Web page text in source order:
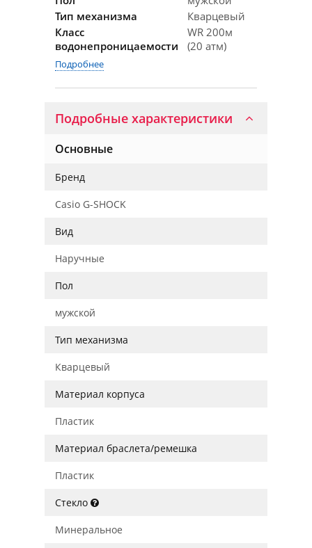
Тип механизма
Кварцевый
Класс
водонепроницаемости
WR 200м
(20 атм)
Подробнее
Подробные характеристики
Основные
Бренд
Casio G-SHOCK
Вид
Наручные
Пол
мужской
Тип механизма
Кварцевый
Материал корпуса
Пластик
Материал браслета/ремешка
Пластик
Стекло
Минеральное